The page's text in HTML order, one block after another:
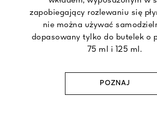
zapobiegający rozlewaniu się
nie można używać
dopasowany tylko do butelek o
75 ml i 125 ml.
POZNAJ